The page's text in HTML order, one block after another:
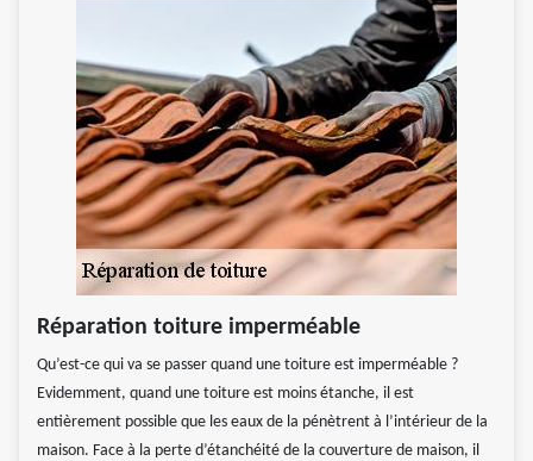
Réparation toiture imperméable
Qu’est-ce qui va se passer quand une toiture est imperméable ?
Evidemment, quand une toiture est moins étanche, il est
entièrement possible que les eaux de la pénètrent à l’intérieur de la
maison. Face à la perte d’étanchéité de la couverture de maison, il